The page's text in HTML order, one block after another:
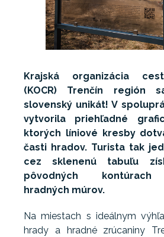
Krajská organizácia
(KOCR) Trenčín región
slovenský unikát! V
vytvorila priehľadné
ktorých líniové kresby
časti hradov. Turista tak
cez sklenenú tabuľu
pôvodných kontúrach
hradných múrov.
Na miestach s ideálnym
hrady a hradné zrúcaniny